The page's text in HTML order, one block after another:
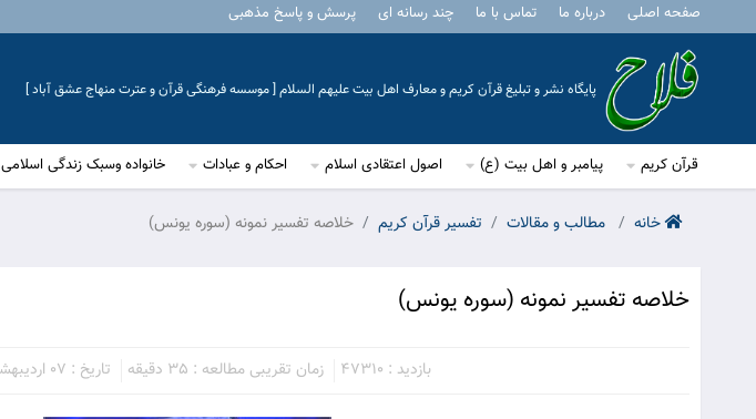
صفحه اصلی درباره ما تماس با ما چند رسانه ای پرسش و پاسخ مذهبی
پایگاه نشر و تبلیغ قرآن کریم و معارف اهل بیت علیهم السلام [ موسسه فرهنگی قرآن و عترت منهاج عشق آباد ]
قرآن کریم پیامبر و اهل بیت (ع) اصول اعتقادی اسلام احکام و عبادات خانواده وسبک زندگی اسلامی
خانه مطالب و مقالات تفسیر قرآن کریم خلاصه تفسیر نمونه (سوره یونس)
خلاصه تفسیر نمونه (سوره یونس)
بازدید : 47310 زمان تقریبی مطالعه : 35 دقیقه تاریخ : 07 اردیبهشت 1395